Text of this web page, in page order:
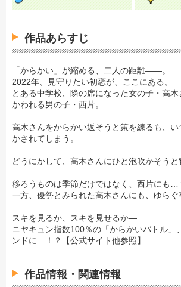
作品あらすじ
「からかい」が縮める、二人の距離――。
2022年、見守りたい初恋が、ここにある。
とある中学校、隣の席になった女の子・高
かわれる男の子・西片。
高木さんをからかい返そうと策を練るも、
かされてしまう。
どうにかして、高木さんにひと泡吹かそう
移ろうものは季節だけではなく、西片にも…
一方、優勢とみられた高木さんにも、ゆら
スキを見るか、スキを見せるか―
ニヤキュン指数100％の「からかいバトル」
ンドに…！？【公式サイト他参照】
作品情報・関連情報